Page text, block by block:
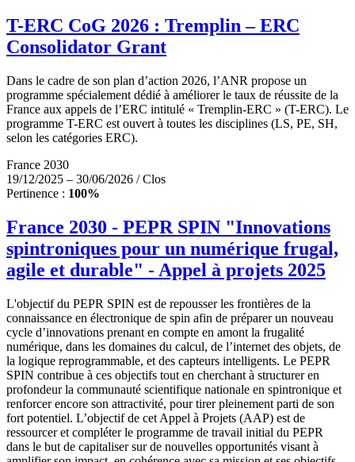
T-ERC CoG 2026 : Tremplin – ERC
Consolidator Grant
Dans le cadre de son plan d’action 2026, l’ANR propose un
programme spécialement dédié à améliorer le taux de réussite de la
France aux appels de l’ERC intitulé « Tremplin-ERC » (T-ERC). Le
programme T-ERC est ouvert à toutes les disciplines (LS, PE, SH,
selon les catégories ERC).
France 2030
19/12/2025 – 30/06/2026 / Clos
Pertinence : 100%
France 2030 - PEPR SPIN "Innovations
spintroniques pour un numérique frugal,
agile et durable" - Appel à projets 2025
L'objectif du PEPR SPIN est de repousser les frontières de la
connaissance en électronique de spin afin de préparer un nouveau
cycle d’innovations prenant en compte en amont la frugalité
numérique, dans les domaines du calcul, de l’internet des objets, de
la logique reprogrammable, et des capteurs intelligents. Le PEPR
SPIN contribue à ces objectifs tout en cherchant à structurer en
profondeur la communauté scientifique nationale en spintronique et
renforcer encore son attractivité, pour tirer pleinement parti de son
fort potentiel. L’objectif de cet Appel à Projets (AAP) est de
ressourcer et compléter le programme de travail initial du PEPR
dans le but de capitaliser sur de nouvelles opportunités visant à